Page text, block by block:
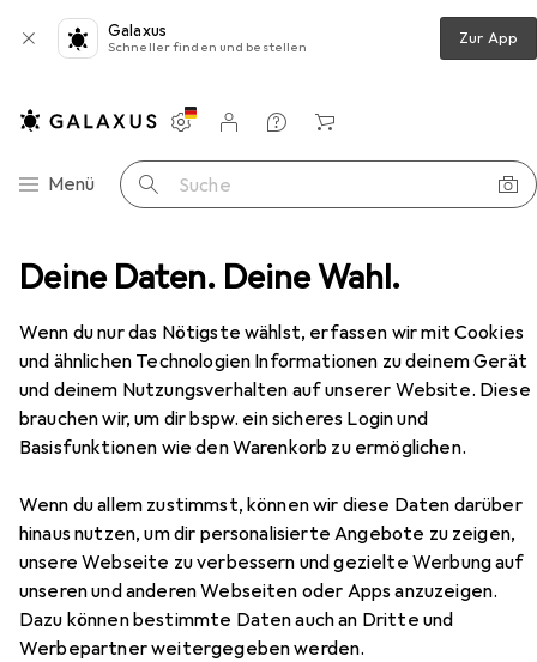
Deine Daten. Deine Wahl.
Wenn du nur das Nötigste wählst, erfassen wir mit Cookies
und ähnlichen Technologien Informationen zu deinem Gerät
und deinem Nutzungsverhalten auf unserer Website. Diese
brauchen wir, um dir bspw. ein sicheres Login und
Basisfunktionen wie den Warenkorb zu ermöglichen.
Wenn du allem zustimmst, können wir diese Daten darüber
hinaus nutzen, um dir personalisierte Angebote zu zeigen,
unsere Webseite zu verbessern und gezielte Werbung auf
unseren und anderen Webseiten oder Apps anzuzeigen.
Dazu können bestimmte Daten auch an Dritte und
Werbepartner weitergegeben werden.
Galaxus
Schneller finden und bestellen Zur App
Navigation nach Kategorien
Menü Suche
Einstellungen
Kundenkonto
Vergleichslisten
Merklisten
Warenkorb
Küchenmesser Victorinox Swiss Classic
10 cm
Zubehör für Victorinox Swiss
Hier findest du passendes Zubehör zum Produkt
Victorinox Swiss Classic aus den Kategorien
Messerschärfer und Schneidebrett.